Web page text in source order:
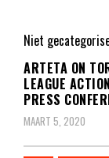
Niet
ARTETA ON
LEAGUE
PRESS
MAART 5, 2020